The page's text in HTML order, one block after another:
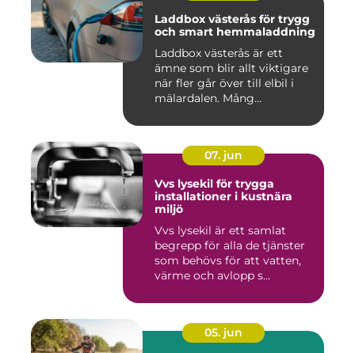
Laddbox västerås för trygg
och smart hemmaladdning
Laddbox västerås är ett
ämne som blir allt viktigare
när fler går över till elbil i
mälardalen. Mång...
07. jun
Vvs lysekil för trygga
installationer i kustnära
miljö
Vvs lysekil är ett samlat
begrepp för alla de tjänster
som behövs för att vatten,
värme och avlopp s...
05. jun